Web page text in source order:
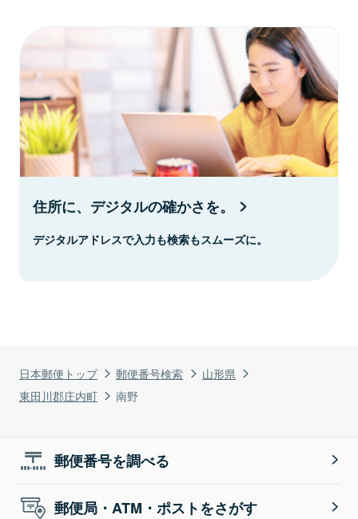
日本郵便トップ 郵便番号検索
山形県
東田川郡庄内町
南野
住所に、デジタルの確かさを。
デジタルアドレスで入力も検索もスムーズに。
郵便番号を調べる
郵便局・ATM・ポストをさがす